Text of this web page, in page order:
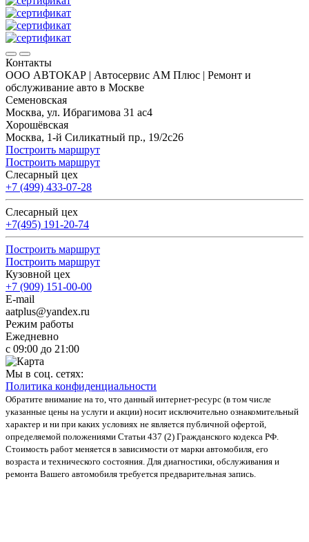
Контакты
ООО АВТОКАР | Автосервис АМ Плюс | Ремонт и
обслуживание авто в Москве
Семеновская
Москва, ул. Ибрагимова 31 ас4
Хорошёвская
Москва, 1-й Силикатный пр., 19/2с26
Построить маршрут
Построить маршрут
Слесарный цех
+7 (499) 433-07-28
Слесарный цех
+7(495) 191-20-74
Построить маршрут
Построить маршрут
Кузовной цех
+7 (909) 151-00-00
E-mail
aatplus@yandex.ru
Режим работы
Ежедневно
с 09:00 до 21:00
Мы в соц. сетях:
Политика конфиденциальности
Обратите внимание на то, что данный интернет-ресурс (в том числе
указанные цены на услуги и акции) носит исключительно ознакомительный
характер и ни при каких условиях не является публичной офертой,
определяемой положениями Статьи 437 (2) Гражданского кодекса РФ.
Стоимость работ меняется в зависимости от марки автомобиля, его
возраста и технического состояния. Для диагностики, обслуживания и
ремонта Вашего автомобиля требуется предварительная запись.